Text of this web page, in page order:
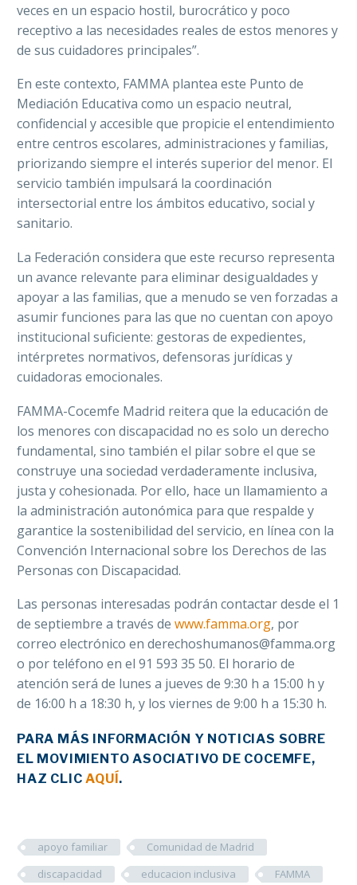
veces en un espacio hostil, burocrático y poco
receptivo a las necesidades reales de estos menores y
de sus cuidadores principales”.
En este contexto, FAMMA plantea este Punto de
Mediación Educativa como un espacio neutral,
confidencial y accesible que propicie el entendimiento
entre centros escolares, administraciones y familias,
priorizando siempre el interés superior del menor. El
servicio también impulsará la coordinación
intersectorial entre los ámbitos educativo, social y
sanitario.
La Federación considera que este recurso representa
un avance relevante para eliminar desigualdades y
apoyar a las familias, que a menudo se ven forzadas a
asumir funciones para las que no cuentan con apoyo
institucional suficiente: gestoras de expedientes,
intérpretes normativos, defensoras jurídicas y
cuidadoras emocionales.
FAMMA-Cocemfe Madrid reitera que la educación de
los menores con discapacidad no es solo un derecho
fundamental, sino también el pilar sobre el que se
construye una sociedad verdaderamente inclusiva,
justa y cohesionada. Por ello, hace un llamamiento a
la administración autonómica para que respalde y
garantice la sostenibilidad del servicio, en línea con la
Convención Internacional sobre los Derechos de las
Personas con Discapacidad.
Las personas interesadas podrán contactar desde el 1
de septiembre a través de www.famma.org, por
correo electrónico en derechoshumanos@famma.org
o por teléfono en el 91 593 35 50. El horario de
atención será de lunes a jueves de 9:30 h a 15:00 h y
de 16:00 h a 18:30 h, y los viernes de 9:00 h a 15:30 h.
PARA MÁS INFORMACIÓN Y NOTICIAS SOBRE
EL MOVIMIENTO ASOCIATIVO DE COCEMFE,
HAZ CLICAQUÍ .
apoyo familiar
Comunidad de Madrid
discapacidad
educacion inclusiva FAMMA